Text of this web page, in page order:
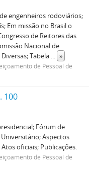
engenheiros rodoviários;
Em missão no Brasil o
de Reitores das
Nacional de
Tabela ... »
de Pessoal de
100
Fórum de
Aspectos
oficiais; Publicações.
de Pessoal de